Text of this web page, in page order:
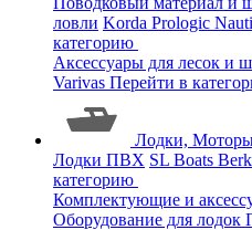
ловли Korda Prologic
категорию
Аксессуары для лесок и
Varivas Перейти в
Лодки,
Лодки ПВХ SL Boats
категорию
Комплектующие и
Оборудование для